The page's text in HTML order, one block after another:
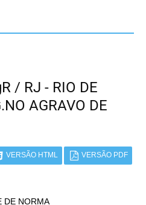
/ RJ - RIO DE
AGRAVO DE
VERSÃO HTML VERSÃO PDF
DE NORMA